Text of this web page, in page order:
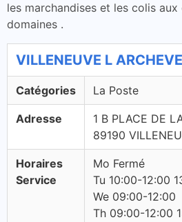
les marchandises et les colis
domaines .
VILLENEUVE L
Catégories La Poste
Adresse
1 B PLACE DE
89190
Horaires
Service
Mo Fermé
Tu 10:00-12:00
We 09:00-12:00
Th 09:00-12:00